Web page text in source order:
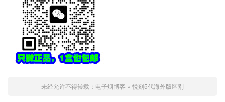
未经允许不得转载： 电子烟博客 » 悦刻5代海外版区别